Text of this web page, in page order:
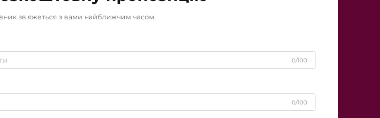
зв'яжеться з вами найближчим часом.
0/100
0/100